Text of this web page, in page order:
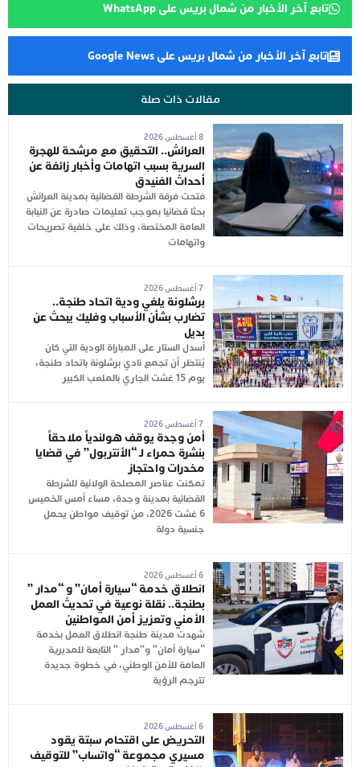
تابع آخر الأخبار من شمال بريس على WhatsApp
تابع آخر الأخبار من شمال بريس على Google News
مقالات ذات صلة
8 أغسطس 2026
العرائش.. التحقيق مع مرشحة للهجرة
السرية بسبب اتهامات وأخبار زائفة عن
أحداث الفنيدق
فتحت فرقة الشرطة القضائية بمدينة العرائش
بحثا قضائيا بموجب تعليمات صادرة عن النيابة
العامة المختصة، وذلك على خلفية تصريحات
واتهامات
7 أغسطس 2026
برشلونة يلغي ودية اتحاد طنجة..
تضارب بشأن الأسباب وفليك يبحث عن
بديل
أُسدل الستار على المباراة الودية التي كان
يُنتظر أن تجمع نادي برشلونة باتحاد طنجة،
يوم 15 غشت الجاري بالملعب الكبير
7 أغسطس 2026
أمن وجدة يوقف هولندياً ملاحقاً
بنشرة حمراء لـ “الأنتربول” في قضايا
مخدرات واحتجاز
تمكنت عناصر المصلحة الولائية للشرطة
القضائية بمدينة وجدة، مساء أمس الخميس
6 غشت 2026، من توقيف مواطن يحمل
جنسية دولة
6 أغسطس 2026
انطلاق خدمة “سيارة أمان” و “مدار ”
بطنجة.. نقلة نوعية في تحديث العمل
الأمني وتعزيز أمن المواطنين
شهدت مدينة طنجة انطلاق العمل بخدمة
“سيارة أمان” و”مدار ” التابعة للمديرية
العامة للأمن الوطني، في خطوة جديدة
تترجم الرؤية
6 أغسطس 2026
التحريض على اقتحام سبتة يقود
مسيري مجموعة “واتساب” للتوقيف